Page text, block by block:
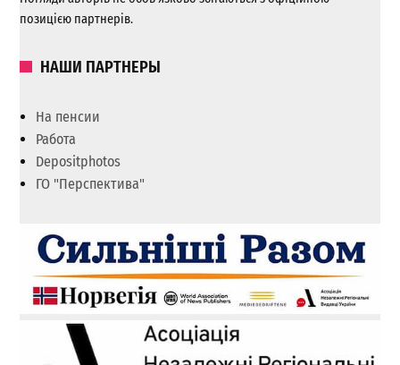
позицією партнерів.
НАШИ ПАРТНЕРЫ
На пенсии
Работа
Depositphotos
ГО "Перспектива"